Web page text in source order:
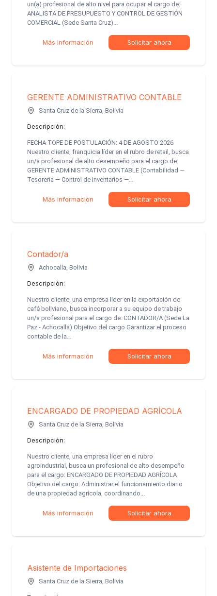
un(a) profesional de alto nivel para ocupar el cargo de:
ANALISTA DE PRESUPUESTO Y CONTROL DE GESTIÓN
COMERCIAL (Sede Santa Cruz)...
Más información Solicitar ahora
GERENTE ADMINISTRATIVO CONTABLE
Santa Cruz de la Sierra, Bolivia
Descripción:
FECHA TOPE DE POSTULACIÓN: 4 DE AGOSTO 2026
Nuestro cliente, franquicia líder en el rubro de retail, busca
un/a profesional de alto desempeño para el cargo de:
GERENTE ADMINISTRATIVO CONTABLE (Contabilidad —
Tesorería — Control de Inventarios —...
Más información Solicitar ahora
Contador/a
Achocalla, Bolivia
Descripción:
Nuestro cliente, una empresa líder en la exportación de
café boliviano, busca incorporar a su equipo de trabajo
un/a profesional para el cargo de: CONTADOR/A (Sede La
Paz - Achocalla) Objetivo del cargo Garantizar el proceso
contable de la...
Más información Solicitar ahora
ENCARGADO DE PROPIEDAD AGRÍCOLA
Santa Cruz de la Sierra, Bolivia
Descripción:
Nuestro cliente, una empresa líder en el rubro
agroindustrial, busca un profesional de alto desempeño
para el cargo: ENCARGADO DE PROPIEDAD AGRÍCOLA
Objetivo del cargo: Administrar el funcionamiento diario
de una propiedad agrícola, coordinando...
Más información Solicitar ahora
Asistente de Importaciones
Santa Cruz de la Sierra, Bolivia